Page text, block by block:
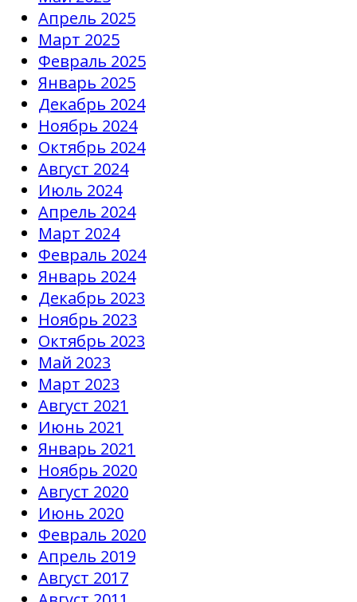
Апрель 2025
Март 2025
Февраль 2025
Январь 2025
Декабрь 2024
Ноябрь 2024
Октябрь 2024
Август 2024
Июль 2024
Апрель 2024
Март 2024
Февраль 2024
Январь 2024
Декабрь 2023
Ноябрь 2023
Октябрь 2023
Май 2023
Март 2023
Август 2021
Июнь 2021
Январь 2021
Ноябрь 2020
Август 2020
Июнь 2020
Февраль 2020
Апрель 2019
Август 2017